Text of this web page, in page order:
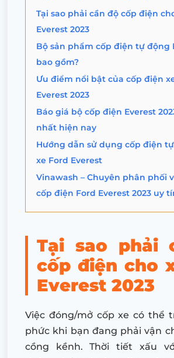
Tại sao phải cần độ cốp điện
Everest 2023
Bộ sản phẩm cốp điện tự động
bao gồm?
Ưu điểm nổi bật của cốp điện
Everest 2023
Báo giá bộ cốp điện Everest
nhất hiện nay
Hướng dẫn sử dụng cốp điện
xe Ford Everest
Vinawash – Chuyên phân phối
cốp điện Ford Everest 2023 uy
Tại sao phải
cốp điện cho
Everest 2023
Việc đóng/mở cốp xe có thể
phức khi bạn đang phải vận
cồng kềnh. Thời tiết xấu